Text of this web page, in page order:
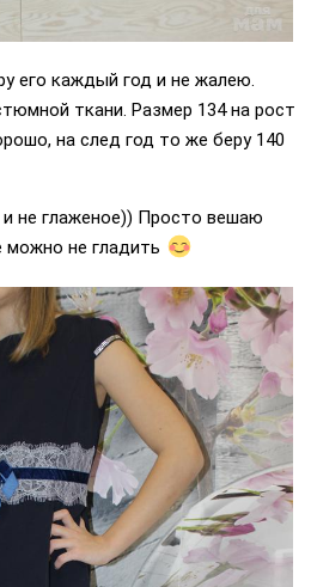
его каждый год и не жалею.
ткани. Размер 134 на рост
на след год то же беру 140
и не глаженое)) Просто вешаю
можно не гладить